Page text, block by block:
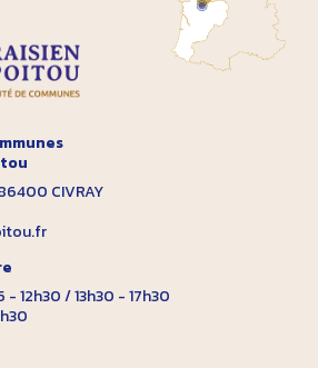
CIVRAY
12h30 / 13h30 - 17h30